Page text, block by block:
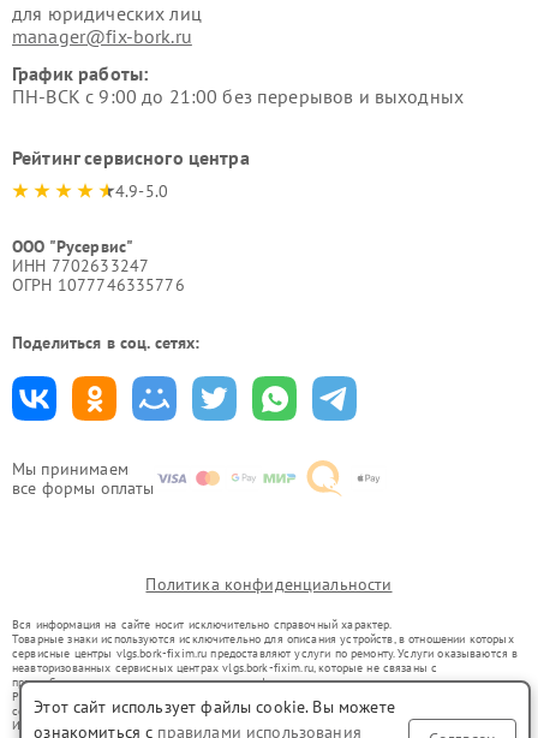
Мы принимаем
все формы оплаты
для юридических лиц
manager@fix-bork.ru
График работы:
ПН-ВСК с 9:00 до 21:00 без перерывов и выходных
Рейтинг сервисного центра
4.9-5.0
ООО "Русервис"
ИНН 7702633247
ОГРН 1077746335776
Поделиться в соц. сетях:
Политика конфиденциальности
Вся информация на сайте носит исключительно справочный характер.
Товарные знаки используются исключительно для описания устройств, в отношении которых
сервисные центры vlgs.bork-fixim.ru предоставляют услуги по ремонту. Услуги оказываются в
неавторизованных сервисных центрах vlgs.bork-fixim.ru, которые не связаны с
правообладателями товарных знаков или их официальными представителями.
Ремонт осуществляется для устройств, уже введенных в гражданский оборот в соответствии
со статьей 1487 ГК РФ.
Использование товарных знаков не преследует цели индивидуализации услуг или введения
Этот сайт использует файлы cookie. Вы можете
ознакомиться с правилами использования